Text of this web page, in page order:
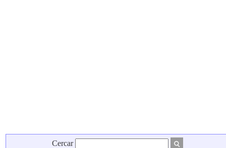
Cercar